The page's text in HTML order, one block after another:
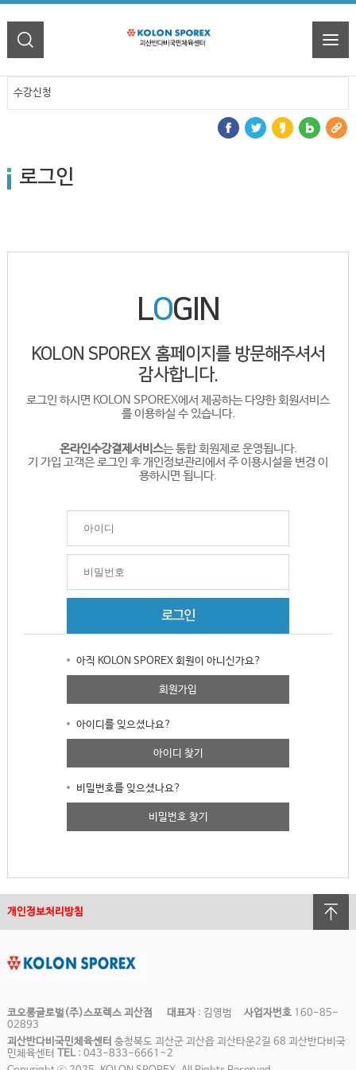
수강신청
로그인
LOGIN
KOLON SPOREX 홈페이지를 방문해주셔서
감사합니다.
로그인 하시면 KOLON SPOREX에서 제공하는 다양한 회원서비스
를 이용하실 수 있습니다.
온라인수강결제서비스는 통합 회원제로 운영됩니다.
기 가입 고객은 로그인 후 개인정보관리에서 주 이용시설을 변경 이
용하시면 됩니다.
아직 KOLON SPOREX 회원이 아니신가요?
회원가입
아이디를 잊으셨나요?
아이디 찾기
비밀번호를 잊으셨나요?
비밀번호 찾기
개인정보처리방침
코오롱글로벌(주)스포렉스 괴산점 대표자: 김영범 사업자번호160-85-
02893
괴산반다비국민체육센터 충청북도 괴산군 괴산읍 괴산타운2길 68 괴산반다비국
민체육센터 TEL: 043-833-6661~2